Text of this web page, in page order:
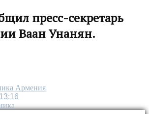
пресс-секретарь
Ваан Унанян.
Армения